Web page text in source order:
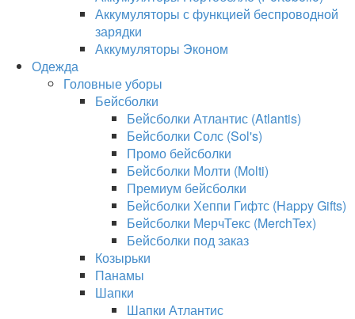
Аккумуляторы с функцией беспроводной
зарядки
Аккумуляторы Эконом
Одежда
Головные уборы
Бейсболки
Бейсболки Атлантис (Atlantis)
Бейсболки Солс (Sol's)
Промо бейсболки
Бейсболки Молти (Molti)
Премиум бейсболки
Бейсболки Хеппи Гифтс (Happy Gifts)
Бейсболки МерчТекс (MerchTex)
Бейсболки под заказ
Козырьки
Панамы
Шапки
Шапки Атлантис